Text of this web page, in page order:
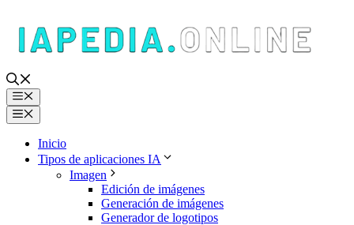
contenido
Menú
Menú
Inicio
Tipos de aplicaciones IA
Imagen
Edición de imágenes
Generación de imágenes
Generador de logotipos